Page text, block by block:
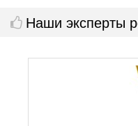
Наши эксперты